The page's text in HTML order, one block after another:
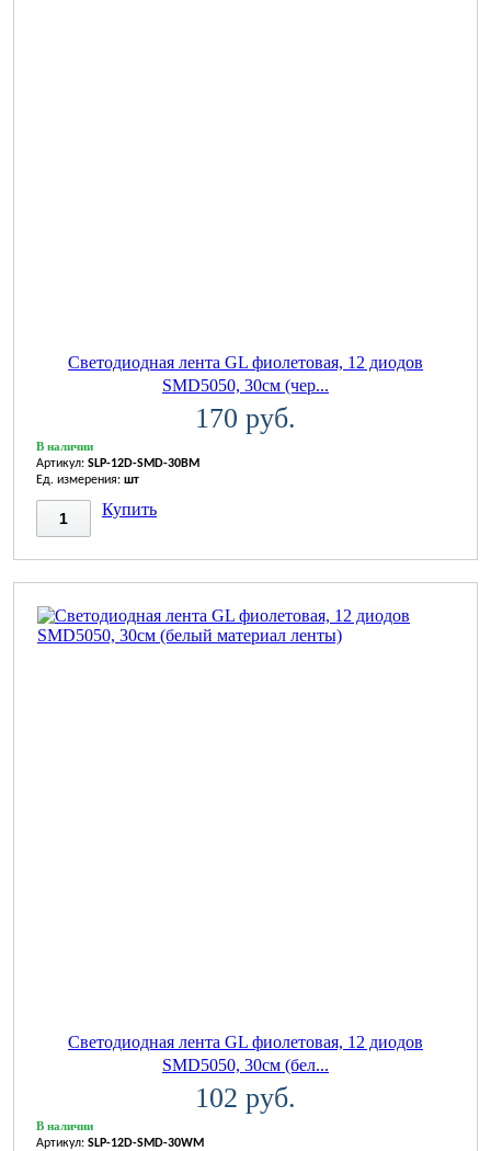
Светодиодная лента GL фиолетовая, 12 диодов
SMD5050, 30см (чер...
170 руб.
В наличии
Артикул: SLP-12D-SMD-30BM
Ед. измерения: шт
Купить
Светодиодная лента GL фиолетовая, 12 диодов
SMD5050, 30см (бел...
102 руб.
В наличии
Артикул: SLP-12D-SMD-30WM